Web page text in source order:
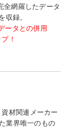
全網羅したデータ
収録。
ータとの併用
！
材関連メーカー
業界唯一のもの